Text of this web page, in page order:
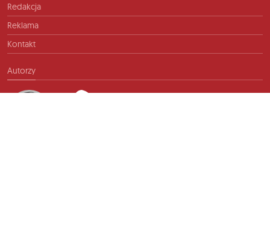
Redakcja
Reklama
Kontakt
Autorzy